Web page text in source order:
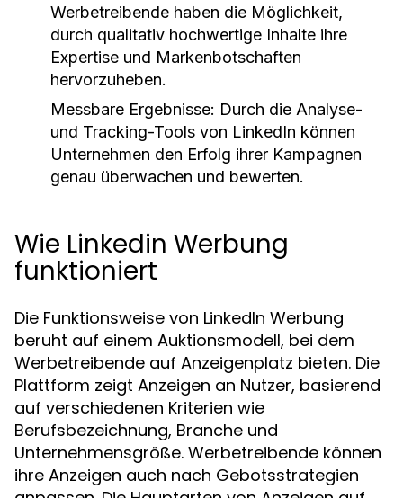
Werbetreibende haben die Möglichkeit,
durch qualitativ hochwertige Inhalte ihre
Expertise und Markenbotschaften
hervorzuheben.
Messbare Ergebnisse: Durch die Analyse-
und Tracking-Tools von LinkedIn können
Unternehmen den Erfolg ihrer Kampagnen
genau überwachen und bewerten.
Wie Linkedin Werbung
funktioniert
Die Funktionsweise von LinkedIn Werbung
beruht auf einem Auktionsmodell, bei dem
Werbetreibende auf Anzeigenplatz bieten. Die
Plattform zeigt Anzeigen an Nutzer, basierend
auf verschiedenen Kriterien wie
Berufsbezeichnung, Branche und
Unternehmensgröße. Werbetreibende können
ihre Anzeigen auch nach Gebotsstrategien